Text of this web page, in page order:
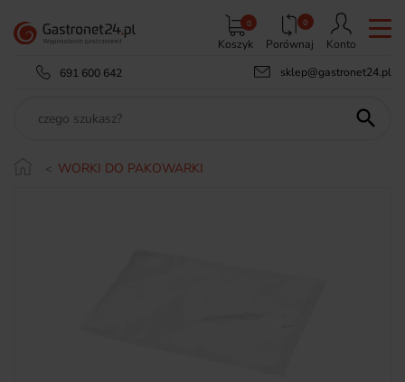
Koszyk
0 0
Porównaj
Konto
691 600 642
sklep@gastronet24.pl

WORKI DO PAKOWARKI